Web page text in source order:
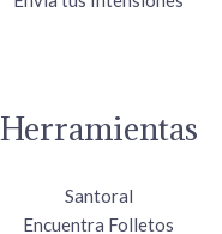
Herramientas
Santoral
Encuentra Folletos